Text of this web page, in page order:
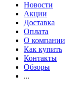
Новости
Акции
Доставка
Оплата
О компании
Как купить
Контакты
Обзоры
...